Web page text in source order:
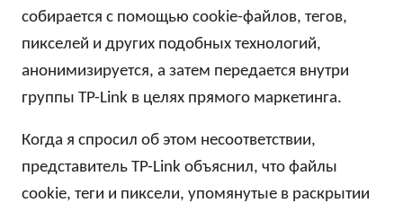
собирается с помощью cookie-файлов, тегов,
пикселей и других подобных технологий,
анонимизируется, а затем передается внутри
группы TP-Link в целях прямого маркетинга.
Когда я спросил об этом несоответствии,
представитель TP-Link объяснил, что файлы
cookie, теги и пиксели, упомянутые в раскрытии